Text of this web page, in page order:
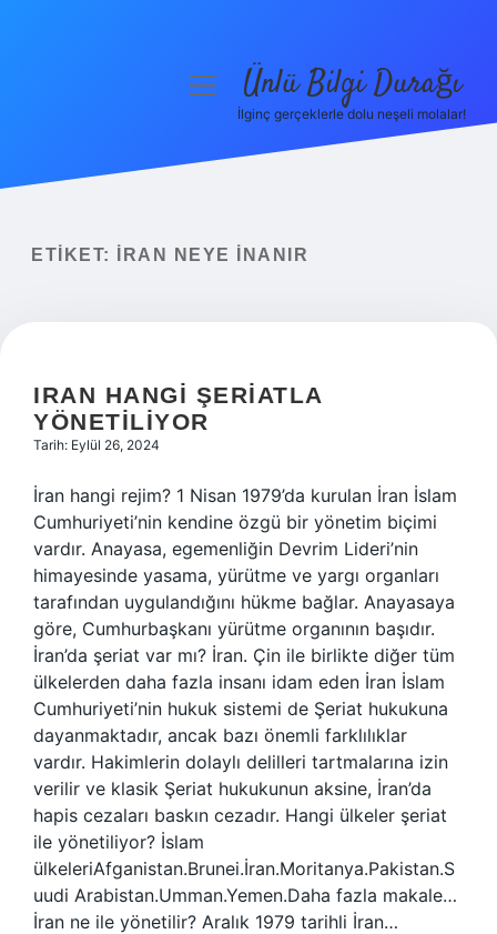
Yasal Uyarı
menüyüÜnlü Bilgi Durağı
İlginç gerçeklerle dolu neşeli molalar!
ETIKET: İRAN NEYE INANIR
IRAN HANGI ŞERIATLA
YÖNETILIYOR
Tarih: Eylül 26, 2024
İran hangi rejim? 1 Nisan 1979’da kurulan İran İslam
Cumhuriyeti’nin kendine özgü bir yönetim biçimi
vardır. Anayasa, egemenliğin Devrim Lideri’nin
himayesinde yasama, yürütme ve yargı organları
tarafından uygulandığını hükme bağlar. Anayasaya
göre, Cumhurbaşkanı yürütme organının başıdır.
İran’da şeriat var mı? İran. Çin ile birlikte diğer tüm
ülkelerden daha fazla insanı idam eden İran İslam
Cumhuriyeti’nin hukuk sistemi de Şeriat hukukuna
dayanmaktadır, ancak bazı önemli farklılıklar
vardır. Hakimlerin dolaylı delilleri tartmalarına izin
verilir ve klasik Şeriat hukukunun aksine, İran’da
hapis cezaları baskın cezadır. Hangi ülkeler şeriat
ile yönetiliyor? İslam
ülkeleriAfganistan.Brunei.İran.Moritanya.Pakistan.S
uudi Arabistan.Umman.Yemen.Daha fazla makale…
İran ne ile yönetilir? Aralık 1979 tarihli İran…